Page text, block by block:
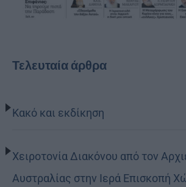
Τελευταία άρθρα
Κακό και εκδίκηση
Χειροτονία Διακόνου από τον
Αυστραλίας στην Ιερά Επισκοπή